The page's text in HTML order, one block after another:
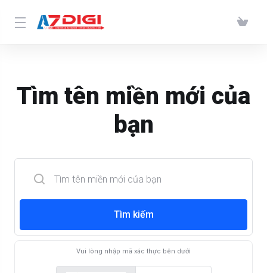
Tìm tên miền mới của
bạn
Tìm kiếm
Vui lòng nhập mã xác thực bên dưới